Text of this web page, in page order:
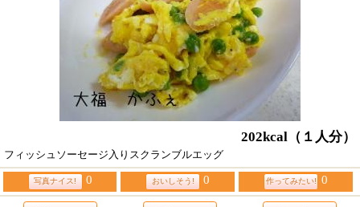
202kcal （１人分）
フィッシュソーセージ入りスクランブルエッグ
写真ナイス! 0 おいしそう! 0 作ってみたい! 0